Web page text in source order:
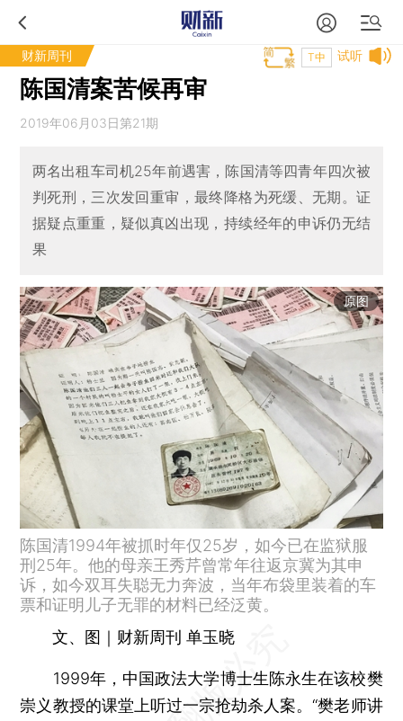
财新周刊 试听
T中
陈国清案苦候再审
2019年06月03日第21期
两名出租车司机25年前遇害，陈国清等四青年四次被
判死刑，三次发回重审，最终降格为死缓、无期。证
据疑点重重，疑似真凶出现，持续经年的申诉仍无结
果
原图
陈国清1994年被抓时年仅25岁，如今已在监狱服
刑25年。他的母亲王秀芹曾常年往返京冀为其申
诉，如今双耳失聪无力奔波，当年布袋里装着的车
票和证明儿子无罪的材料已经泛黄。
文、图｜财新周刊 单玉晓
1999年，中国政法大学博士生陈永生在该校樊
崇义教授的课堂上听过一宗抢劫杀人案。“樊老师讲